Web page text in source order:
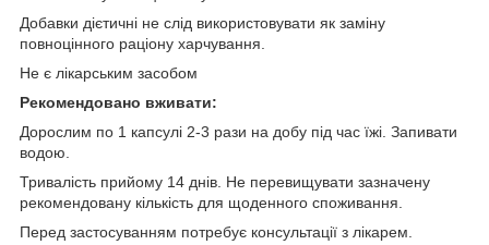
Добавки дієтичні не слід використовувати як заміну
повноцінного раціону харчування.
Не є лікарським засобом
Рекомендовано вживати:
Дорослим по 1 капсулі 2-3 рази на добу під час їжі. Запивати
водою.
Тривалість прийому 14 днів. Не перевищувати зазначену
рекомендовану кількість для щоденного споживання.
Перед застосуванням потребує консультації з лікарем.